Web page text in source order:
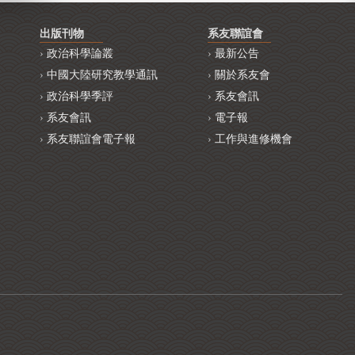
出版刊物
政治科學論叢
中國大陸研究教學通訊
政治科學季評
系友會訊
系友聯誼會電子報
系友聯誼會
最新公告
關於系友會
系友會訊
電子報
工作與進修機會